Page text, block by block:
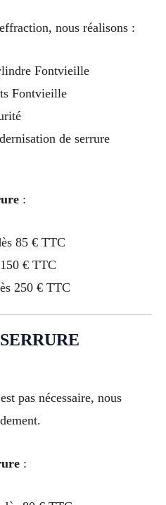
nous réalisons :
Fontvieille
Fontvieille
de serrure
:
85 € TTC
€ TTC
250 € TTC
pas nécessaire, nous
: